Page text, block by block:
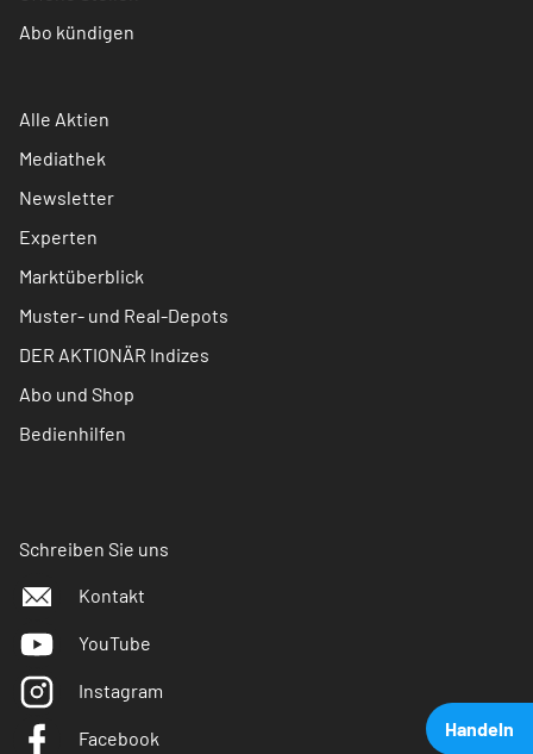
Handeln
Abo kündigen
Alle Aktien
Mediathek
Newsletter
Experten
Marktüberblick
Muster- und Real-Depots
DER AKTIONÄR Indizes
Abo und Shop
Bedienhilfen
Schreiben Sie uns
Kontakt
YouTube
Instagram
Facebook